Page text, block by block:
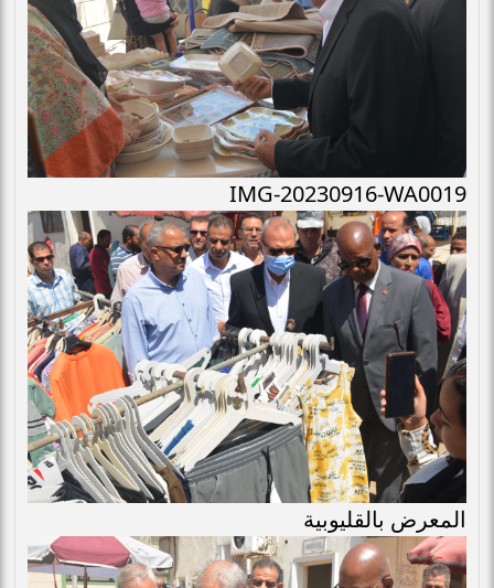
IMG-20230916-WA0019
المعرض بالقليوبية